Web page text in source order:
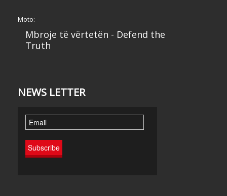
Moto:
Mbroje të vërtetën - Defend the
Truth
NEWS LETTER